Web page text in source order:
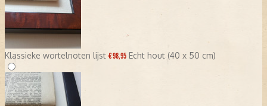
Klassieke wortelnoten lijst € 98,95 Echt hout (40 x 50 cm)